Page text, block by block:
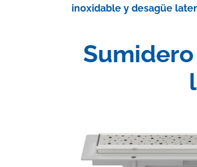
inoxidable y desagüe